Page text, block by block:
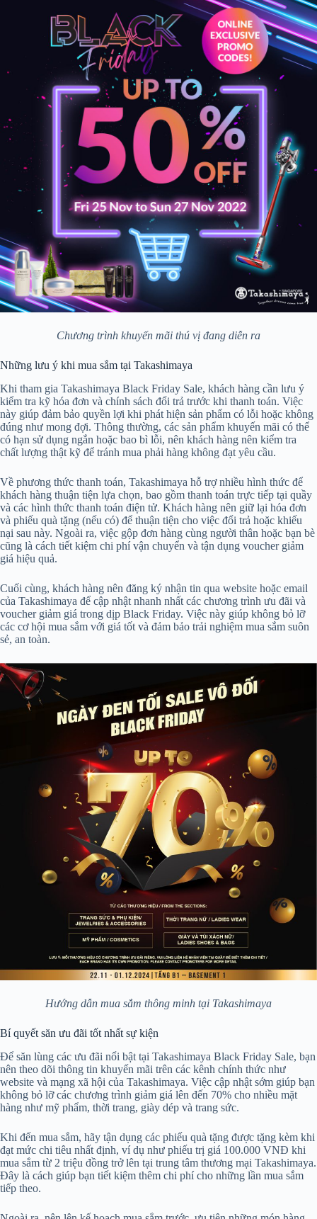
Chương trình khuyến mãi thú vị đang diễn ra
Những lưu ý khi mua sắm tại Takashimaya
Khi tham gia Takashimaya Black Friday Sale, khách hàng cần lưu ý
kiểm tra kỹ hóa đơn và chính sách đổi trả trước khi thanh toán. Việc
này giúp đảm bảo quyền lợi khi phát hiện sản phẩm có lỗi hoặc không
đúng như mong đợi. Thông thường, các sản phẩm khuyến mãi có thể
có hạn sử dụng ngắn hoặc bao bì lỗi, nên khách hàng nên kiểm tra
chất lượng thật kỹ để tránh mua phải hàng không đạt yêu cầu.
Về phương thức thanh toán, Takashimaya hỗ trợ nhiều hình thức để
khách hàng thuận tiện lựa chọn, bao gồm thanh toán trực tiếp tại quầy
và các hình thức thanh toán điện tử. Khách hàng nên giữ lại hóa đơn
và phiếu quà tặng (nếu có) để thuận tiện cho việc đổi trả hoặc khiếu
nại sau này. Ngoài ra, việc gộp đơn hàng cùng người thân hoặc bạn bè
cũng là cách tiết kiệm chi phí vận chuyển và tận dụng voucher giảm
giá hiệu quả.
Cuối cùng, khách hàng nên đăng ký nhận tin qua website hoặc email
của Takashimaya để cập nhật nhanh nhất các chương trình ưu đãi và
voucher giảm giá trong dịp Black Friday. Việc này giúp không bỏ lỡ
các cơ hội mua sắm với giá tốt và đảm bảo trải nghiệm mua sắm suôn
sẻ, an toàn.
Hướng dẫn mua sắm thông minh tại Takashimaya
Bí quyết săn ưu đãi tốt nhất sự kiện
Để săn lùng các ưu đãi nổi bật tại Takashimaya Black Friday Sale, bạn
nên theo dõi thông tin khuyến mãi trên các kênh chính thức như
website và mạng xã hội của Takashimaya. Việc cập nhật sớm giúp bạn
không bỏ lỡ các chương trình giảm giá lên đến 70% cho nhiều mặt
hàng như mỹ phẩm, thời trang, giày dép và trang sức.
Khi đến mua sắm, hãy tận dụng các phiếu quà tặng được tặng kèm khi
đạt mức chi tiêu nhất định, ví dụ như phiếu trị giá 100.000 VNĐ khi
mua sắm từ 2 triệu đồng trở lên tại trung tâm thương mại Takashimaya.
Đây là cách giúp bạn tiết kiệm thêm chi phí cho những lần mua sắm
tiếp theo.